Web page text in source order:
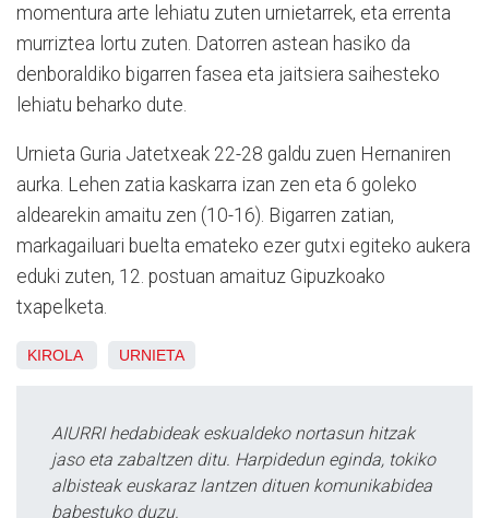
momentura arte lehiatu zuten urnietarrek, eta errenta
murriztea lortu zuten. Datorren astean hasiko da
denboraldiko bigarren fasea eta jaitsiera saihesteko
lehiatu beharko dute.
Urnieta Guria Jatetxeak 22-28 galdu zuen Hernaniren
aurka. Lehen zatia kaskarra izan zen eta 6 goleko
aldearekin amaitu zen (10-16). Bigarren zatian,
markagailuari buelta emateko ezer gutxi egiteko aukera
eduki zuten, 12. postuan amaituz Gipuzkoako
txapelketa.
KIROLA URNIETA
AIURRI hedabideak eskualdeko nortasun hitzak
jaso eta zabaltzen ditu. Harpidedun eginda, tokiko
albisteak euskaraz lantzen dituen komunikabidea
babestuko duzu.